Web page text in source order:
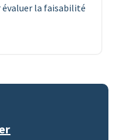
la faisabilité